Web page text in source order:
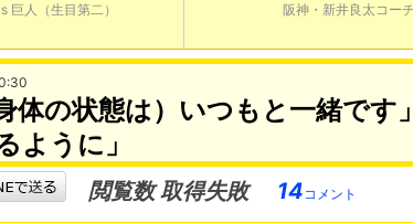
巨人（生目第二）
阪神・新井良太コー
体の状態は）いつもと一緒です
ように」
閲覧数 取得失敗 14コメント